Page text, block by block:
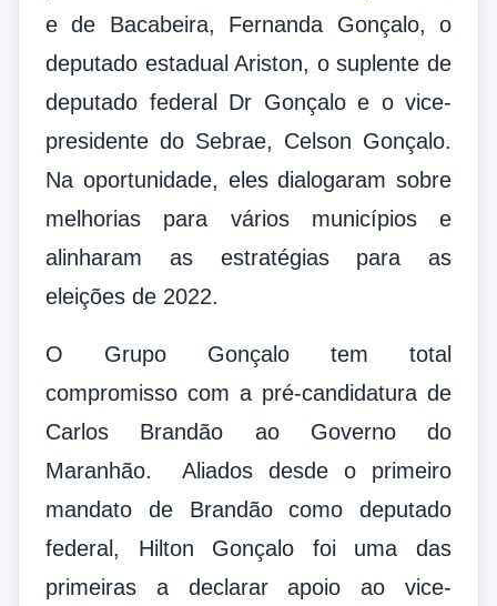
e de Bacabeira, Fernanda Gonçalo, o
deputado estadual Ariston, o suplente de
deputado federal Dr Gonçalo e o vice-
presidente do Sebrae, Celson Gonçalo.
Na oportunidade, eles dialogaram sobre
melhorias para vários municípios e
alinharam as estratégias para as
eleições de 2022.
O Grupo Gonçalo tem total
compromisso com a pré-candidatura de
Carlos Brandão ao Governo do
Maranhão. Aliados desde o primeiro
mandato de Brandão como deputado
federal, Hilton Gonçalo foi uma das
primeiras a declarar apoio ao vice-